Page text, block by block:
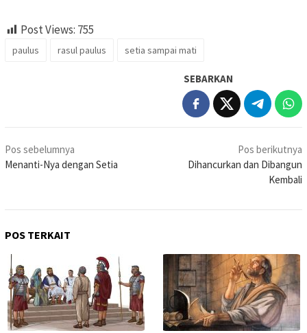
Post Views: 755
paulus rasul paulus setia sampai mati
SEBARKAN
Navigasi
pos
Pos sebelumnya
Menanti-Nya dengan Setia
Pos berikutnya
Dihancurkan dan Dibangun
Kembali
POS TERKAIT